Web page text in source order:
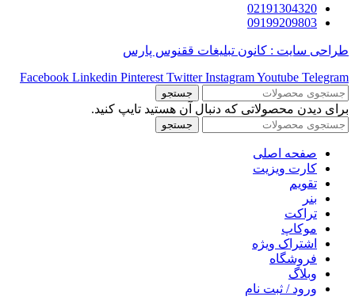
02191304320
09199209803
طراحی سایت : کانون تبلیغات ققنوس پارس
Facebook Linkedin Pinterest Twitter InstagramYoutube Telegram
جستجو
برای دیدن محصولاتی که دنبال آن هستید تایپ کنید.
جستجو
صفحه اصلی
کارت ویزیت
تقویم
بنر
تراکت
موکاپ
اشتراک ویژه
فروشگاه
وبلاگ
ورود / ثبت نام